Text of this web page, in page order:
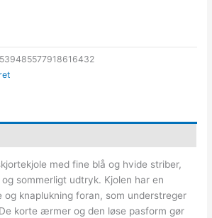
med fine blå og hvide striber,
sommerligt udtryk. Kjolen har en
og knaplukning foran, som understreger
korte ærmer og den løse pasform gør